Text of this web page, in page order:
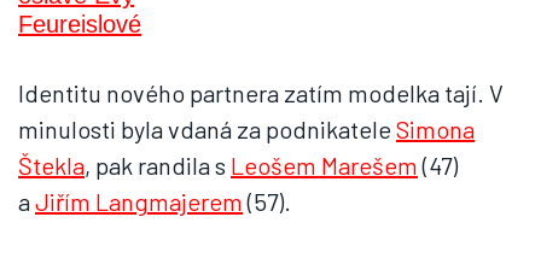
Identitu nového partnera zatím modelka tají. V
minulosti byla vdaná za podnikateleSimona
Štekla, pak randila s Leošem Marešem(47)
aJiřím Langmajerem(57).